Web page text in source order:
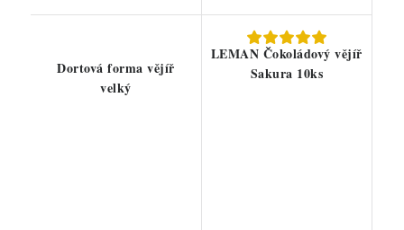
Dortová forma vějíř
velký
LEMAN Čokoládový vějíř
Sakura 10ks